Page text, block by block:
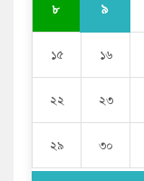
৮ ৯
১৫ ১৬
২২ ২৩
২৯ ৩০